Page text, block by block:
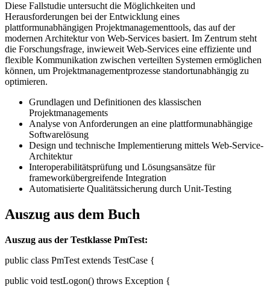
Diese Fallstudie untersucht die Möglichkeiten und
Herausforderungen bei der Entwicklung eines
plattformunabhängigen Projektmanagementtools, das auf der
modernen Architektur von Web-Services basiert. Im Zentrum steht
die Forschungsfrage, inwieweit Web-Services eine effiziente und
flexible Kommunikation zwischen verteilten Systemen ermöglichen
können, um Projektmanagementprozesse standortunabhängig zu
optimieren.
Grundlagen und Definitionen des klassischen
Projektmanagements
Analyse von Anforderungen an eine plattformunabhängige
Softwarelösung
Design und technische Implementierung mittels Web-Service-
Architektur
Interoperabilitätsprüfung und Lösungsansätze für
frameworkübergreifende Integration
Automatisierte Qualitätssicherung durch Unit-Testing
Auszug aus dem Buch
Auszug aus der Testklasse PmTest:
public class PmTest extends TestCase {
public void testLogon() throws Exception {